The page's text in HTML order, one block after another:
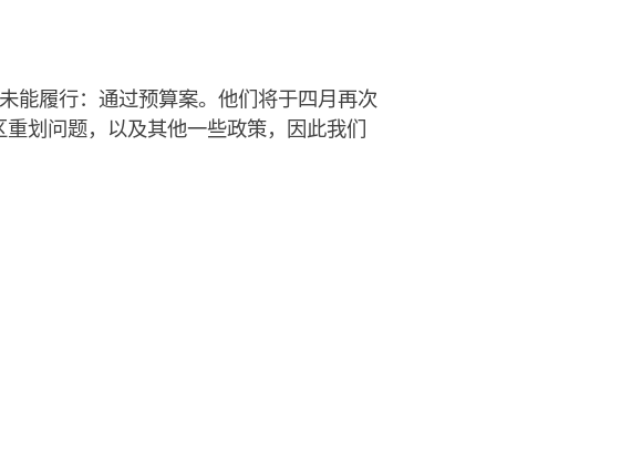
能履行：通过预算案。他们将于四月再次
划问题，以及其他一些政策，因此我们